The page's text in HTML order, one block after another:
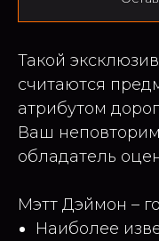
Такой
считаются
атрибутом
Ваш
обладатель
Мэтт Дэймон –
Наиболее